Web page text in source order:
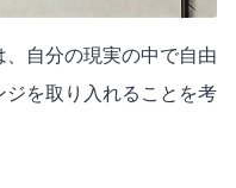
、自分の現実の中で自由
ジを取り入れることを考